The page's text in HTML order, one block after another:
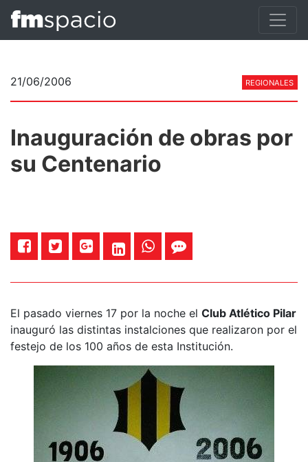
21/06/2006 REGIONALES
Inauguración de obras por
su Centenario
El pasado viernes 17 por la noche el Club Atlético Pilar
inauguró las distintas instalciones que realizaron por el
festejo de los 100 años de esta Institución.